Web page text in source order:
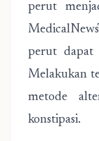
perut
perut dapat
Melakukan
metode
konstipasi.